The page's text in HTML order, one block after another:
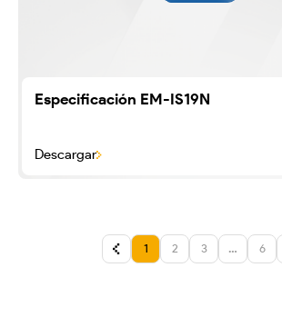
Especificación EM-IS19N
Descargar
1 2 3 … 6